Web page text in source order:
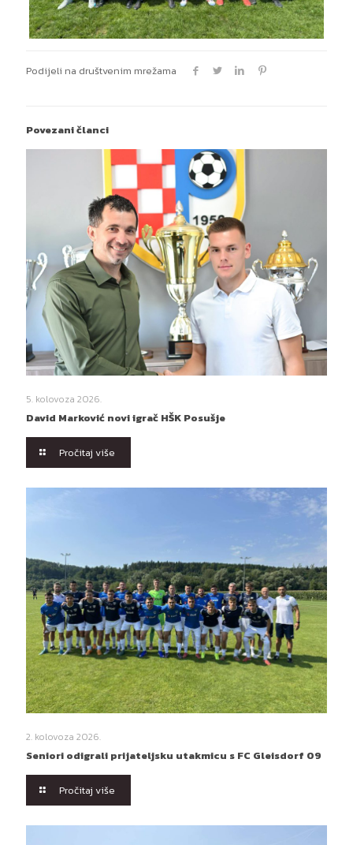
Podijeli na društvenim mrežama
Povezani članci
5. kolovoza 2026.
David Marković novi igrač HŠK Posušje
Pročitaj više
2. kolovoza 2026.
Seniori odigrali prijateljsku utakmicu s FC Gleisdorf 09
Pročitaj više